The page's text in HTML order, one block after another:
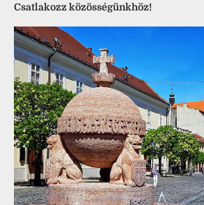
Csatlakozz közösségünkhöz!